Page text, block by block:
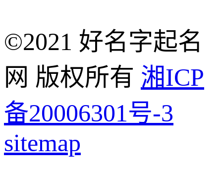
©2021 好名字起名
网 版权所有 湘ICP
备20006301号-3
sitemap